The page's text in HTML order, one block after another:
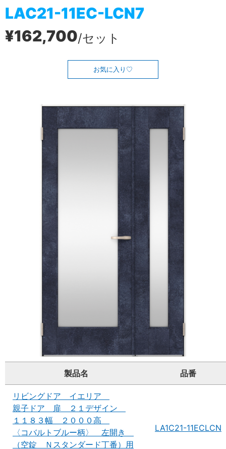
LAC21-11EC-LCN7
¥162,700/セット
お気に入り
製品名 品番
リビングドア イエリア
親子ドア 扉 ２１デザイン
１１８３幅 ２０００高
〈コバルトブルー柄〉 左開き
（空錠 Ｎスタンダード丁番）用
LA1C21-11ECLCN